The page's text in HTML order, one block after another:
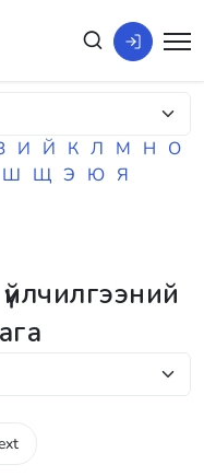
И Й К Л М Н О
Ш Щ Э Ю Я